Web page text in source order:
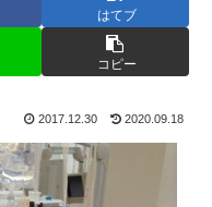
はてブ
コピー
2017.12.30 2020.09.18